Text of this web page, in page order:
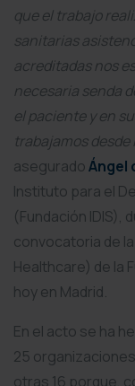
que el trabajo
sanitarias
acreditadas nos
necesaria senda
el paciente y en
trabajamos desde
aseguradoÁngel
Instituto para el
(Fundación IDIS),
convocatoria de
Healthcare) de la
hoy en Madrid.
En el acto se ha
25
otras 16 porque,